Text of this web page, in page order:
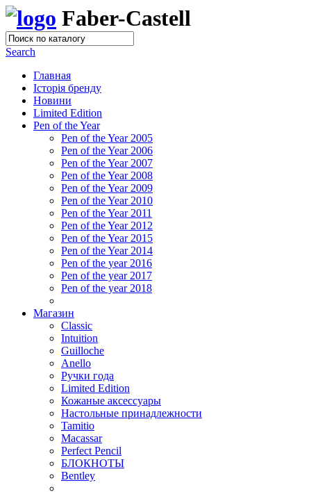
Faber-Castell
Search
Главная
Історія бренду
Новини
Limited Edition
Pen of the Year
Pen of the Year 2005
Pen of the Year 2006
Pen of the Year 2007
Pen of the Year 2008
Pen of the Year 2009
Pen of the Year 2010
Pen of the Year 2011
Pen of the Year 2012
Pen of the Year 2015
Pen of the Year 2014
Pen of the year 2016
Pen of the year 2017
Pen of the year 2018
Магазин
Classic
Intuition
Guilloche
Anello
Ручки года
Limited Edition
Кожаные аксессуары
Настольные принадлежности
Tamitio
Macassar
Perfect Pencil
БЛОКНОТЫ
Bentley